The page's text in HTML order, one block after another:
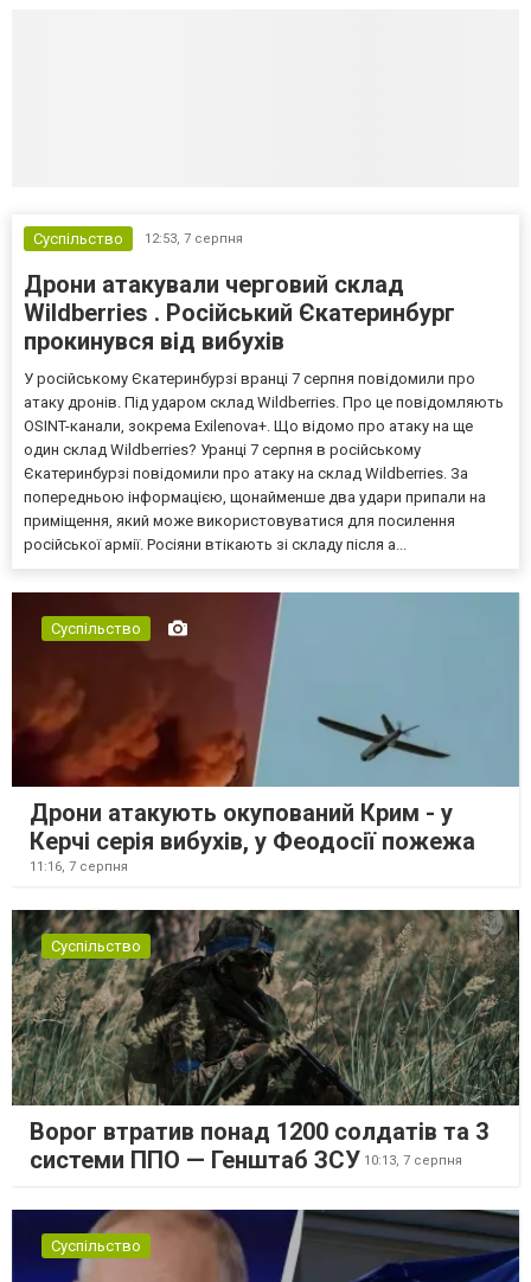
Суспільство 12:53, 7 серпня
Дрони атакували черговий склад
Wildberries . Російський Єкатеринбург
прокинувся від вибухів
У російському Єкатеринбурзі вранці 7 серпня повідомили про
атаку дронів. Під ударом склад Wildberries. Про це повідомляють
OSINT-канали, зокрема Exilenova+. Що відомо про атаку на ще
один склад Wildberries? Уранці 7 серпня в російському
Єкатеринбурзі повідомили про атаку на склад Wildberries. За
попередньою інформацією, щонайменше два удари припали на
приміщення, який може використовуватися для посилення
російської армії. Росіяни втікають зі складу після а...
Суспільство
Дрони атакують окупований Крим - у
Керчі серія вибухів, у Феодосії пожежа
11:16, 7 серпня
Суспільство
Ворог втратив понад 1200 солдатів та 3
системи ППО — Генштаб ЗСУ 10:13, 7 серпня
Суспільство